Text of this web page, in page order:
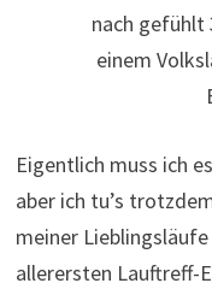
nach gefühlt
einem
Eigentlich muss ich
aber ich tu’s
meiner
allerersten Lauftreff-